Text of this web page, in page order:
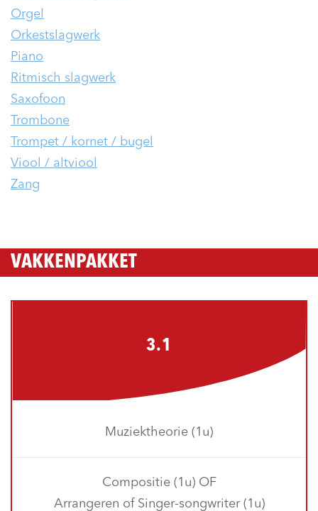
Orgel
Orkestslagwerk
Piano
Ritmisch slagwerk
Saxofoon
Trombone
Trompet / kornet / bugel
Viool / altviool
Zang
VAKKENPAKKET
3.1
Muziektheorie (1u)
Compositie (1u) OF
Arrangeren of Singer-songwriter (1u)